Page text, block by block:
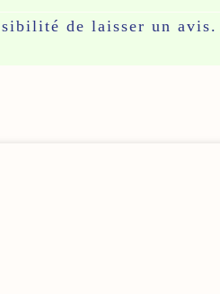
de laisser un avis.